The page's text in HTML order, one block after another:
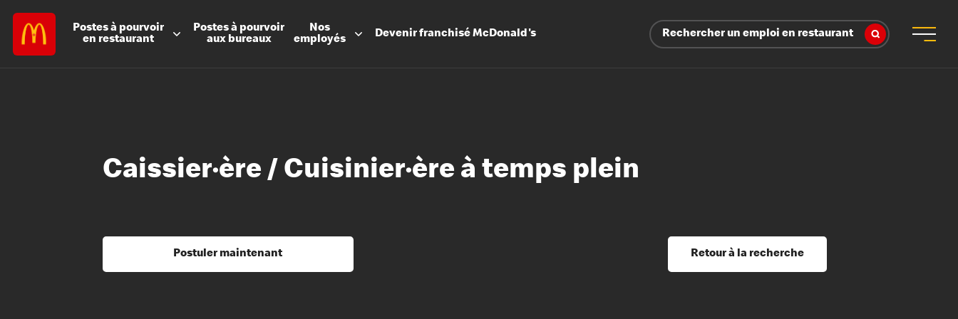
Postes à pourvoir
en restaurant
Postes à pourvoir
aux bureaux
Nos
employés
DevenirfranchiséMcDonald's Rechercher un emploi en restaurant
Apprentissage et perfectionnement
Les Arches du savoir
Caissier·ère / Cuisinier·ère à temps plein
Postuler maintenant Retour à la recherche